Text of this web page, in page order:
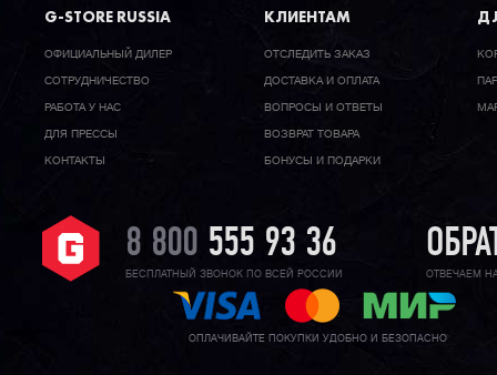
G-STORE RUSSIA
ОФИЦИАЛЬНЫЙ ДИЛЕР
CОТРУДНИЧЕСТВО
РАБОТА У НАС
ДЛЯ ПРЕССЫ
КОНТАКТЫ
КЛИЕНТАМ
ОТСЛЕДИТЬ ЗАКАЗ
ДОСТАВКА И ОПЛАТА
ВОПРОСЫ И ОТВЕТЫ
ВОЗВРАТ ТОВАРА
БОНУСЫ И ПОДАРКИ
8 800 555 93 36
БЕСПЛАТНЫЙ ЗВОНОК ПО ВСЕЙ РОССИИ ОТВЕЧАЕМ
ОПЛАЧИВАЙТЕ ПОКУПКИ УДОБНО И БЕЗОПАСНО